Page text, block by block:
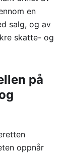
en
salg, og av
skatte- og
på
oppnår